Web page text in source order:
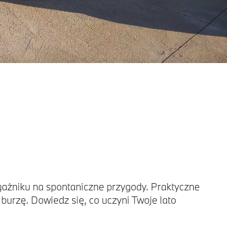
na spontaniczne przygody. Praktyczne
Dowiedz się, co uczyni Twoje lato